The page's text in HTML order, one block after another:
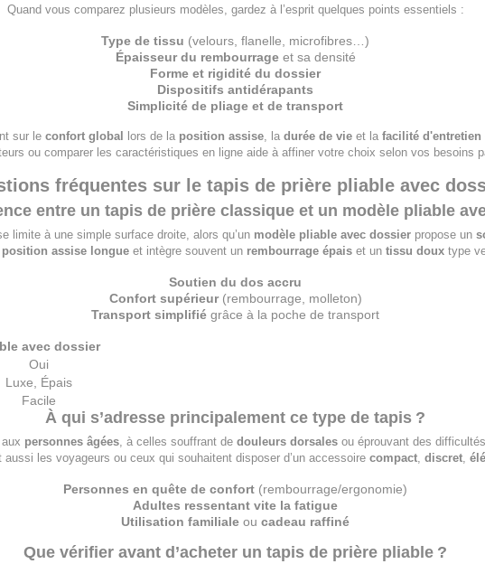
Quand vous comparez plusieurs modèles, gardez à l’esprit quelques points essentiels :
Type de tissu (velours, flanelle, microfibres…)
Épaisseur du rembourrageet sa densité
Forme et rigidité du dossier
Dispositifs antidérapants
Simplicité de pliage et de transport
sur le confort global lors de la position assise , la durée de vie et la facilité d'entretien
ou comparer les caractéristiques en ligne aide à affiner votre choix selon vos besoins
fréquentes sur le tapis de prière pliable avec
entre un tapis de prière classique et un modèle pliable
limite à une simple surface droite, alors qu’un modèle pliable avec dossier propose un
position assise longueet intègre souvent un rembourrage épaiset un tissu douxtype
Soutien du dos accru
Confort supérieur(rembourrage, molleton)
Transport simplifié grâce à la poche de transport
avec dossier
Oui
Luxe, Épais
Facile
À qui s’adresse principalement ce type de tapis ?
personnes âgées, à celles souffrant de douleurs dorsalesou éprouvant des
les voyageurs ou ceux qui souhaitent disposer d’un accessoire compact, discret,
Personnes en quête de confort (rembourrage/ergonomie)
Adultes ressentant vite la fatigue
Utilisation familiale ou cadeau raffiné
Que vérifier avant d’acheter un tapis de prière pliable ?